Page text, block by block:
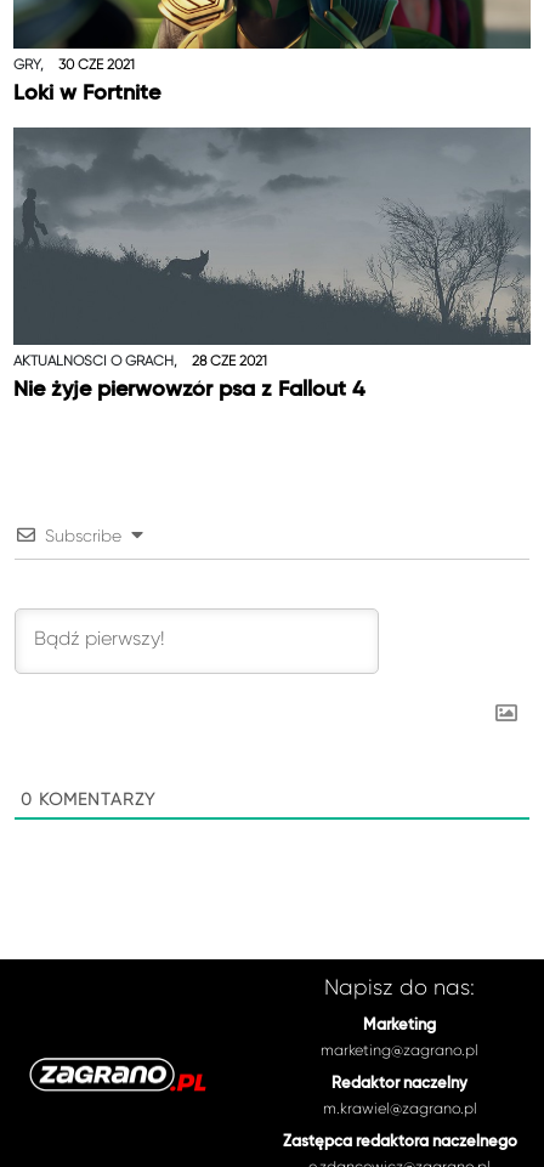
GRY, 30 CZE 2021
Loki w Fortnite
AKTUALNOŚCI O GRACH, 28 CZE 2021
Nie żyje pierwowzór psa z Fallout 4
Subscribe
0 KOMENTARZY
Napisz do nas:
Marketing
marketing@zagrano.pl
Redaktor naczelny
m.krawiel@zagrano.pl
Zastępca redaktora naczelnego